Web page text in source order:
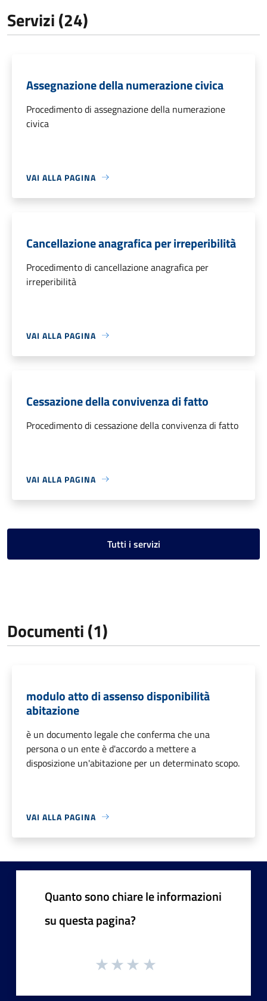
Servizi (24)
Assegnazione della numerazione civica
Procedimento di assegnazione della numerazione
civica
VAI ALLA PAGINA
Cancellazione anagrafica per irreperibilità
Procedimento di cancellazione anagrafica per
irreperibilità
VAI ALLA PAGINA
Cessazione della convivenza di fatto
Procedimento di cessazione della convivenza di fatto
VAI ALLA PAGINA
Tutti i servizi
Documenti (1)
modulo atto di assenso disponibilità
abitazione
è un documento legale che conferma che una
persona o un ente è d'accordo a mettere a
disposizione un'abitazione per un determinato scopo.
VAI ALLA PAGINA
Quanto sono chiare le informazioni
su questa pagina?